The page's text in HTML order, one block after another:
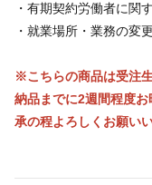
・有期契約労働者に関
・就業場所・業務の変
※こちらの商品は受注生
納品までに2週間程度
承の程よろしくお願い